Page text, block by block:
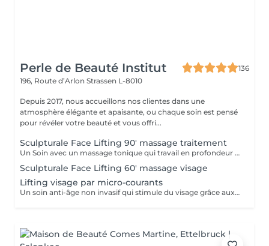
Perle de Beauté Institut
136
196, Route d’Arlon Strassen L-8010
Depuis 2017, nous accueillons nos clientes dans une
atmosphère élégante et apaisante, ou chaque soin est pensé
pour révéler votre beauté et vous offri...
Sculpturale Face Lifting 90' massage traitement
Un Soin avec un massage tonique qui travail en profondeur les muscles de votre visage en interne et en externe. RESULTATS: - Rajeunissement naturel sans injections - Amélioration du tonus musculaire (fitness passif du visage) - Action drainage, detoxication - Enrichissement en oxygène - Amélioration de la microcirculation - Disparition de double menton - La peau devient plus lisse et plus élastique
Sculpturale Face Lifting 60' massage visage
Lifting visage par micro-courants
Un soin anti-âge non invasif qui stimule du visage grâce aux micro-courants. Il raffermit la peau, améliore l'ovale du visage et procure un effet lifting immédiat.